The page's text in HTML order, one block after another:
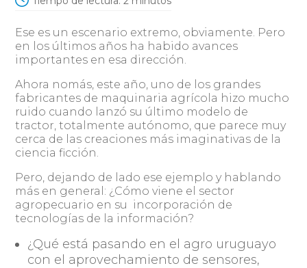
Ese es un escenario extremo, obviamente. Pero
en los últimos años ha habido avances
importantes en esa dirección.
Ahora nomás, este año, uno de los grandes
fabricantes de maquinaria agrícola hizo mucho
ruido cuando lanzó su último modelo de
tractor, totalmente autónomo, que parece muy
cerca de las creaciones más imaginativas de la
ciencia ficción.
Pero, dejando de lado ese ejemplo y hablando
más en general: ¿Cómo viene el sector
agropecuario en su incorporación de
tecnologías de la información?
¿Qué está pasando en el agro uruguayo
con el aprovechamiento de sensores,